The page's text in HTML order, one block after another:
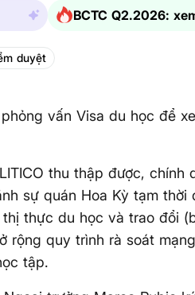
BCTC Q2.2026:
duyệt
vấn Visa du học để
thu thập được, chính
sự quán Hoa Kỳ tạm thời
thực du học và trao đổi
rộng quy trình rà soát
tập.